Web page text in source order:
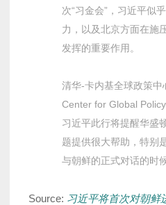
次“习金会”，习近平似
力，以及北京方面在施
发挥的重要作用。
清华-卡内基全球政策
Center for Global
习近平此行将提醒华盛
题提供很大帮助，特别
与朝鲜的正式对话的时候
Source: 习近平将首次对朝鲜